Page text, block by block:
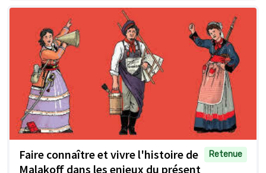
Faire connaître et vivre l'histoire de
Malakoff dans les enjeux du présent
Retenue